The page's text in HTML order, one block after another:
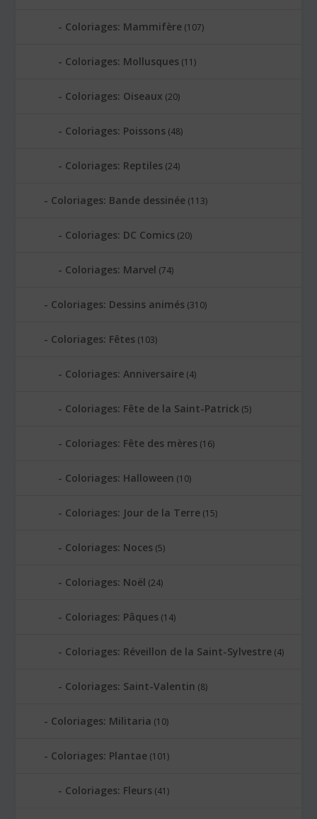
Coloriages: Mammifère (107)
Coloriages: Mollusques (11)
Coloriages: Oiseaux (20)
Coloriages: Poissons (48)
Coloriages: Reptiles (24)
Coloriages: Bande dessinée (113)
Coloriages: DC Comics (20)
Coloriages: Marvel (74)
Coloriages: Dessins animés (310)
Coloriages: Fêtes (103)
Coloriages: Anniversaire (4)
Coloriages: Fête de la Saint-Patrick (5)
Coloriages: Fête des mères (16)
Coloriages: Halloween (10)
Coloriages: Jour de la Terre (15)
Coloriages: Noces (5)
Coloriages: Noël (24)
Coloriages: Pâques (14)
Coloriages: Réveillon de la Saint-Sylvestre (4)
Coloriages: Saint-Valentin (8)
Coloriages: Militaria (10)
Coloriages: Plantae (101)
Coloriages: Fleurs (41)